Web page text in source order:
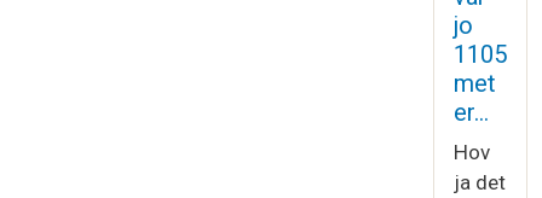
jo
1105
met
er…
Hov
ja det